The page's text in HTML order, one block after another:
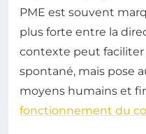
PME est souvent
plus forte entre la
contexte peut faciliter
spontané, mais pose
moyens humains et
fonctionnement du